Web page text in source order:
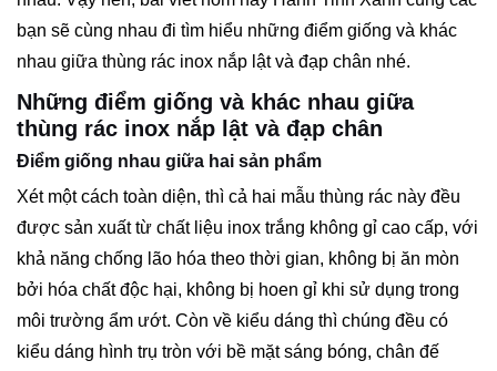
bạn sẽ cùng nhau đi tìm hiểu những điểm giống và khác
nhau giữa thùng rác inox nắp lật và đạp chân nhé.
Những điểm giống và khác nhau giữa
thùng rác inox nắp lật và đạp chân
Điểm giống nhau giữa hai sản phẩm
Xét một cách toàn diện, thì cả hai mẫu thùng rác này đều
được sản xuất từ chất liệu inox trắng không gỉ cao cấp, với
khả năng chống lão hóa theo thời gian, không bị ăn mòn
bởi hóa chất độc hại, không bị hoen gỉ khi sử dụng trong
môi trường ẩm ướt. Còn về kiểu dáng thì chúng đều có
kiểu dáng hình trụ tròn với bề mặt sáng bóng, chân đế